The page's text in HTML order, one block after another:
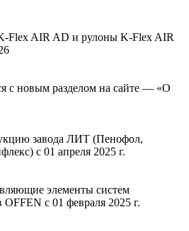
Flex AIR AD и рулоны K-Flex AIR
с новым разделом на сайте — «О
завода ЛИТ (Пенофол,
с 01 апреля 2025 г.
элементы систем
с 01 февраля 2025 г.